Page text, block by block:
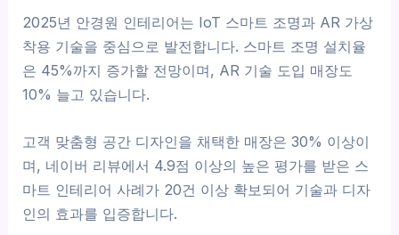
2025년 안경원 인테리어는 IoT 스마트 조명과 AR 가상
착용 기술을 중심으로 발전합니다. 스마트 조명 설치율
은 45%까지 증가할 전망이며, AR 기술 도입 매장도
10% 늘고 있습니다.
고객 맞춤형 공간 디자인을 채택한 매장은 30% 이상이
며, 네이버 리뷰에서 4.9점 이상의 높은 평가를 받은 스
마트 인테리어 사례가 20건 이상 확보되어 기술과 디자
인의 효과를 입증합니다.